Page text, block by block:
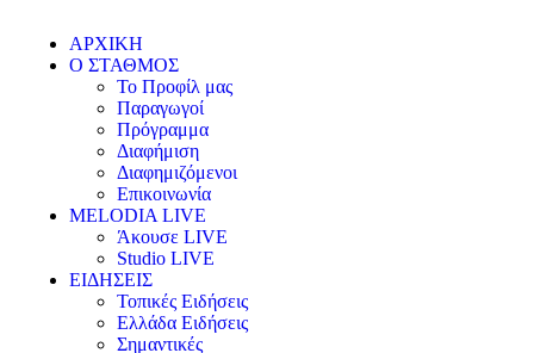
ΑΡΧΙΚΗ
Ο ΣΤΑΘΜΟΣ
Το Προφίλ μας
Παραγωγοί
Πρόγραμμα
Διαφήμιση
Διαφημιζόμενοι
Επικοινωνία
MELODIA LIVE
Άκουσε LIVE
Studio LIVE
ΕΙΔΗΣΕΙΣ
Τοπικές Ειδήσεις
Ελλάδα Ειδήσεις
Σημαντικές